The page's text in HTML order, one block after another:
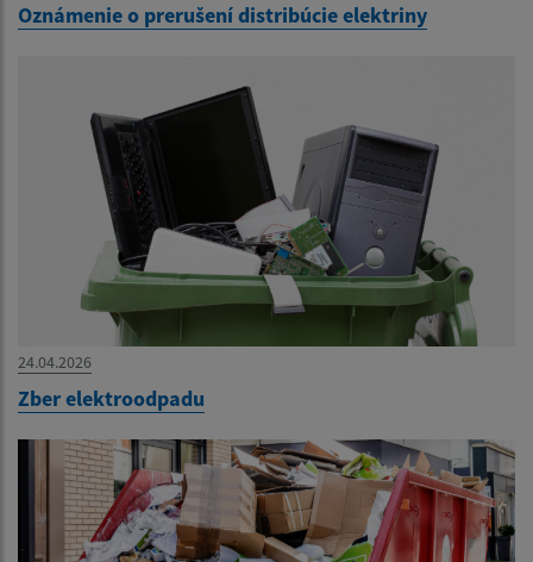
Oznámenie o prerušení distribúcie elektriny
24.04.2026
Zber elektroodpadu